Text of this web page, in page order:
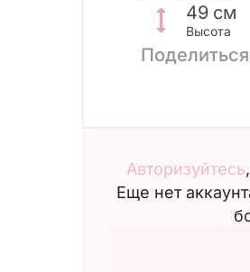
49 см
Высота
Авторизуйтесь
Еще нет